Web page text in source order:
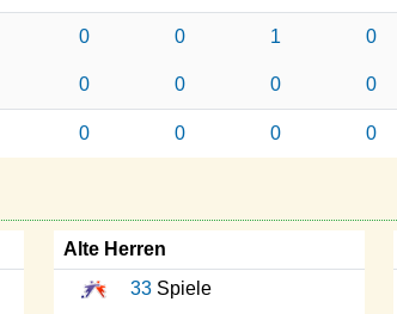
0 0 1 0
0 0 0 0
0 0 0 0
Alte Herren
33Spiele